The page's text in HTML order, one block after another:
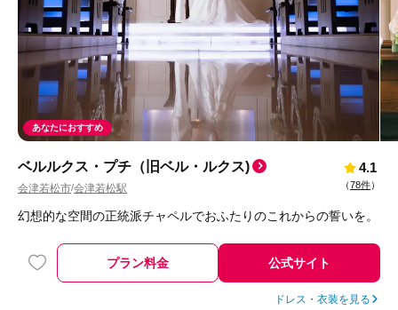
あなたにおすすめ
ベルルクス・プチ（旧ベル・ルクス)
会津若松市/会津若松駅
4.1
（78件）
幻想的な空間の正統派チャペルでおふたりのこれからの誓いを。
プラン料金 公式サイト
ドレス・衣装を見る